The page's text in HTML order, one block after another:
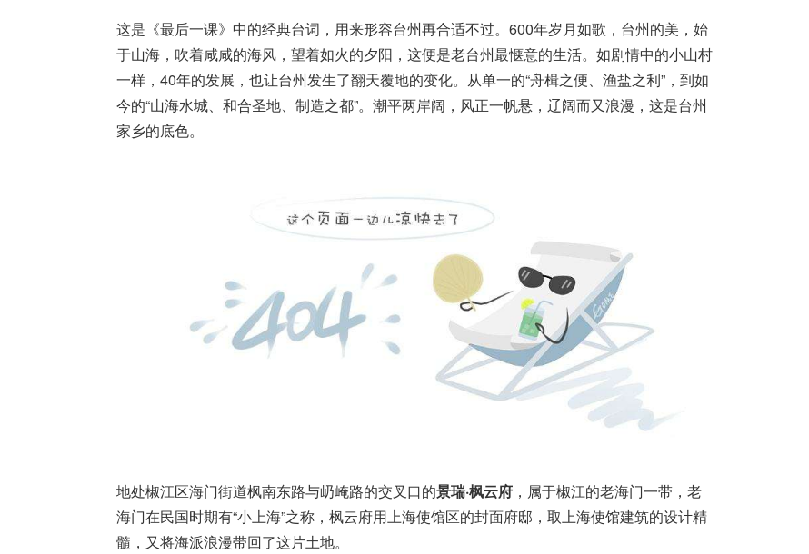
这是《最后一课》中的经典台词，用来形容台州再合适不过。600年岁月如歌，台州的美，始
于山海，吹着咸咸的海风，望着如火的夕阳，这便是老台州最惬意的生活。如剧情中的小山村
一样，40年的发展，也让台州发生了翻天覆地的变化。从单一的“舟楫之便、渔盐之利”，到如
今的“山海水城、和合圣地、制造之都”。潮平两岸阔，风正一帆悬，辽阔而又浪漫，这是台州
家乡的底色。
地处椒江区海门街道枫南东路与屷崦路的交叉口的景瑞·枫云府，属于椒江的老海门一带，老
海门在民国时期有“小上海”之称，枫云府用上海使馆区的封面府邸，取上海使馆建筑的设计精
髓，又将海派浪漫带回了这片土地。